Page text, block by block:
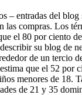
– entradas del blog
las compras. Los
el 80 por ciento
su blog de
de un tercio
que el 52 por
menores de 18.
de 21 y 35